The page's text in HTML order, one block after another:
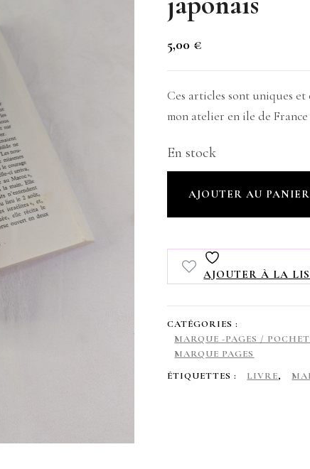
5,00 €
Ces articles sont uniques
mon atelier en ile de France
En stock
page
,
en
coton
AJOUTER AU PANIER
AJOUTER À LA
CATÉGORIES :
MARQUE -PAGES /
MARQUE PAGES
ÉTIQUETTES :
LIVRE,